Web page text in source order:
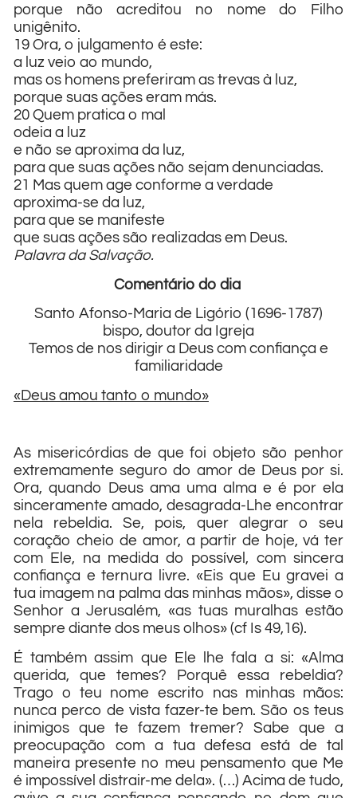
porque não acreditou no nome do Filho
unigênito.
19 Ora, o julgamento é este:
a luz veio ao mundo,
mas os homens preferiram as trevas à luz,
porque suas ações eram más.
20 Quem pratica o mal
odeia a luz
e não se aproxima da luz,
para que suas ações não sejam denunciadas.
21 Mas quem age conforme a verdade
aproxima-se da luz,
para que se manifeste
que suas ações são realizadas em Deus.
Palavra da Salvação.
Comentário do dia
Santo Afonso-Maria de Ligório (1696-1787)
bispo, doutor da Igreja
Temos de nos dirigir a Deus com confiança e
familiaridade
«Deus amou tanto o mundo»
As misericórdias de que foi objeto são penhor
extremamente seguro do amor de Deus por si.
Ora, quando Deus ama uma alma e é por ela
sinceramente amado, desagrada-Lhe encontrar
nela rebeldia. Se, pois, quer alegrar o seu
coração cheio de amor, a partir de hoje, vá ter
com Ele, na medida do possível, com sincera
confiança e ternura livre. «Eis que Eu gravei a
tua imagem na palma das minhas mãos», disse o
Senhor a Jerusalém, «as tuas muralhas estão
sempre diante dos meus olhos» (cf Is 49,16).
É também assim que Ele lhe fala a si: «Alma
querida, que temes? Porquê essa rebeldia?
Trago o teu nome escrito nas minhas mãos:
nunca perco de vista fazer-te bem. São os teus
inimigos que te fazem tremer? Sabe que a
preocupação com a tua defesa está de tal
maneira presente no meu pensamento que Me
é impossível distrair-me dela». (…) Acima de tudo,